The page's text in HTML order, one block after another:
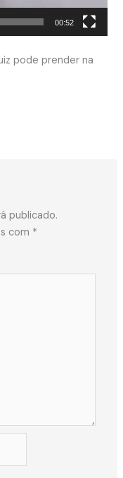
00:52
pode prender na
publicado.
com *